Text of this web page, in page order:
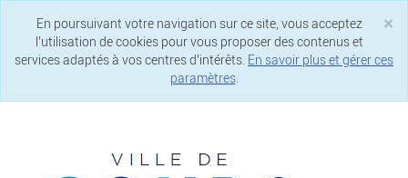
×
En poursuivant votre navigation sur ce site, vous acceptez
l’utilisation de cookies pour vous proposer des contenus et
services adaptés à vos centres d’intérêts. En savoir plus et gérer ces
paramètres.